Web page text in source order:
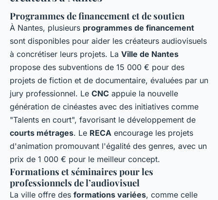
Programmes de financement et de soutien
À Nantes, plusieurs programmes de financement
sont disponibles pour aider les créateurs audiovisuels
à concrétiser leurs projets. La Ville de Nantes
propose des subventions de 15 000 € pour des
projets de fiction et de documentaire, évaluées par un
jury professionnel. Le CNC appuie la nouvelle
génération de cinéastes avec des initiatives comme
"Talents en court", favorisant le développement de
courts métrages. Le RECA encourage les projets
d'animation promouvant l'égalité des genres, avec un
prix de 1 000 € pour le meilleur concept.
Formations et séminaires pour les
professionnels de l’audiovisuel
La ville offre des formations variées, comme celle